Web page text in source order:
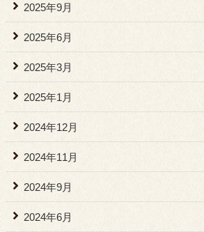
2025年9月
2025年6月
2025年3月
2025年1月
2024年12月
2024年11月
2024年9月
2024年6月